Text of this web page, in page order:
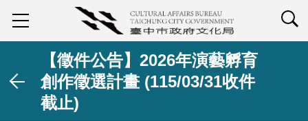
【徵件公告】2026年演藝孵育
創作徵選計畫 (115/03/31收件
截止)